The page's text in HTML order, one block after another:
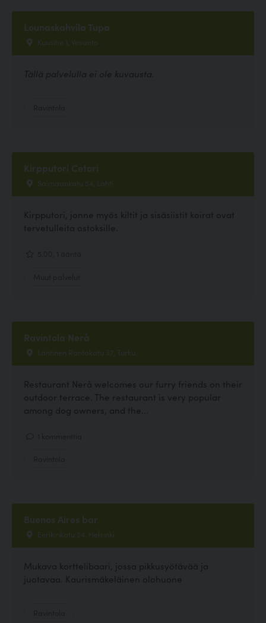
Lounaskahvila Tupa
Kuusitie 1, Vesanto
Tällä palvelulla ei ole kuvausta.
Kirpputori Cetori
Saimaankatu 54, Lahti
Kirpputori, jonne myös kiltit ja sisäsiistit koirat ovat
tervetulleita ostoksille.
Ravintola Nerå
Läntinen Rantakatu 37, Turku
Restaurant Nerå welcomes our furry friends on their
outdoor terrace. The restaurant is very popular
among dog owners, and the...
Buenos Aires bar
Eerikinkatu 24, Helsinki
Mukava korttelibaari, jossa pikkusyötävää ja
juotavaa. Kaurismäkeläinen olohuone